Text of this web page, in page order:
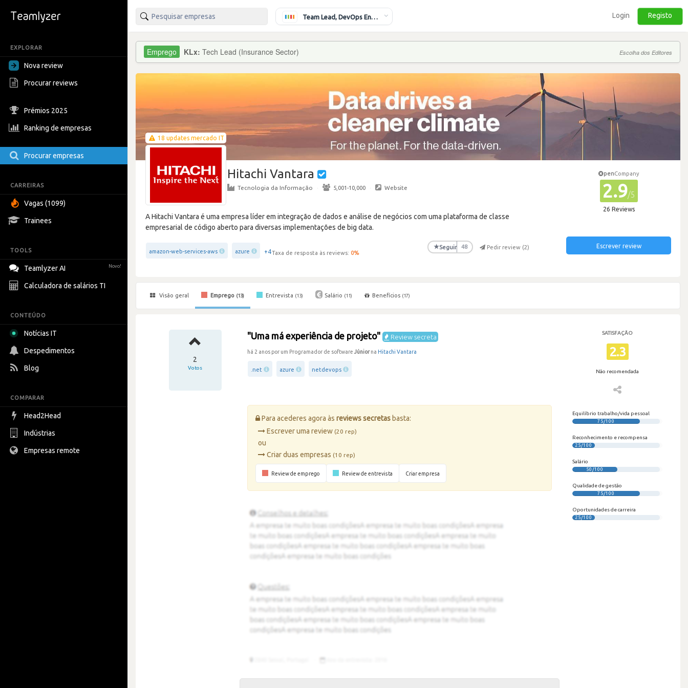
EXPLORAR
Nova review
Procurar reviews
Prémios 2025
Ranking de empresas
Procurar empresas
CARREIRAS
Vagas (1099)
Trainees
TOOLS
Teamlyzer AI Novo!
Calculadora de salários TI
CONTEÚDO
Notícias IT
Despedimentos
Blog
COMPARAR
Head2Head
Indústrias
Empresas remote
Team Lead, DevOps Engineer Login Registo
KLx: Tech Lead (Insurance Sector) Escolha dos Editores
18 updates mercado IT
Hitachi Vantara
Tecnologia da Informação · 5,001-10,000 · Website
A Hitachi Vantara é uma empresa líder em integração de dados e análise de negócios com uma plataforma de classe
empresarial de código aberto para diversas implementações de big data.
amazon-web-services-aws azure +4Taxa de resposta às reviews: 0%
★Seguir 48 Pedir review (2)
penCompany
2.9/5
26 Reviews
Escrever review
Visão geral Emprego (13) Entrevista (13) Salário (11) Benefícios (17)
2
Votos
"Uma má experiência de projeto" Review secreta
há 2 anos por um Programador de softwareJúniorna Hitachi Vantara
.net azure netdevops
SATISFAÇÃO
2.3
Não recomendada
Para acederes agora àsreviews secretas basta:
Escrever uma review(20 rep)
ou
Criar duas empresas(10 rep)
Review de emprego Review de entrevista Criar empresa
Equilíbrio trabalho/vida pessoal
75/100
Reconhecimento e recompensa
25/100
Salário
50/100
Qualidade de gestão
75/100
Oportunidades de carreira
25/100